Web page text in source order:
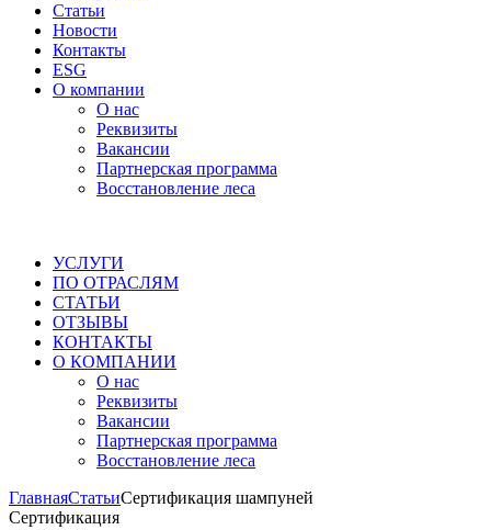
Статьи
Новости
Контакты
ESG
О компании
О нас
Реквизиты
Вакансии
Партнерская программа
Восстановление леса
УСЛУГИ
ПО ОТРАСЛЯМ
СТАТЬИ
ОТЗЫВЫ
КОНТАКТЫ
О КОМПАНИИ
О нас
Реквизиты
Вакансии
Партнерская программа
Восстановление леса
ГлавнаяСтатьиСертификация шампуней
Сертификация